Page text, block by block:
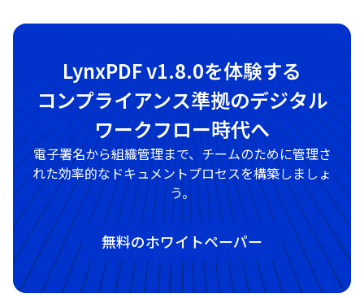
LynxPDF v1.8.0を体験する
コンプライアンス準拠のデジタル
ワークフロー時代へ
電子署名から組織管理まで、チームのために管理さ
れた効率的なドキュメントプロセスを構築しましょ
う。
無料のホワイトペーパー